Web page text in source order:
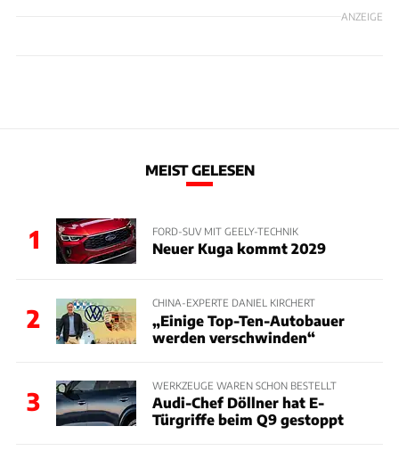
ANZEIGE
MEIST GELESEN
1 FORD-SUV MIT GEELY-TECHNIK
Neuer Kuga kommt 2029
2
CHINA-EXPERTE DANIEL KIRCHERT
„Einige Top-Ten-Autobauer
werden verschwinden“
3
WERKZEUGE WAREN SCHON BESTELLT
Audi-Chef Döllner hat E-
Türgriffe beim Q9 gestoppt